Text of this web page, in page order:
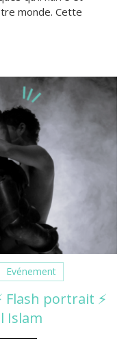
monde. Cette
fureur qui abîme
Evénement
Flash portrait ⚡
Islam